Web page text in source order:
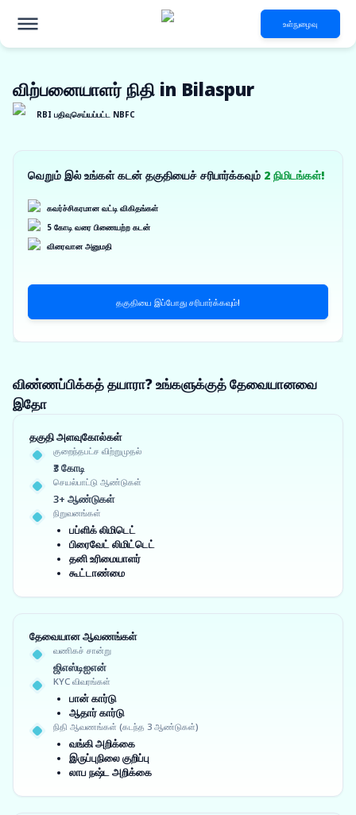
உள்நுழைவு
விற்பனையாளர் நிதி in Bilaspur
RBI பதிவுசெய்யப்பட்ட NBFC
வெறும் இல் உங்கள் கடன் தகுதியைச் சரிபார்க்கவும் 2 நிமிடங்கள்!
கவர்ச்சிகரமான வட்டி விகிதங்கள்
5 கோடி வரை பிணையற்ற கடன்
விரைவான அனுமதி
தகுதியை இப்போது சரிபார்க்கவும்!
விண்ணப்பிக்கத் தயாரா? உங்களுக்குத் தேவையானவை
இதோ
தகுதி அளவுகோல்கள்
குறைந்தபட்ச விற்றுமுதல்
₹3 கோடி
செயல்பாட்டு ஆண்டுகள்
3+ ஆண்டுகள்
நிறுவனங்கள்
பப்ளிக் லிமிடெட்
பிரைவேட் லிமிட்டெட்
தனி உரிமையாளர்
கூட்டாண்மை
தேவையான ஆவணங்கள்
வணிகச் சான்று
ஜிஎஸ்டிஐஎன்
KYC விவரங்கள்
பான் கார்டு
ஆதார் கார்டு
நிதி ஆவணங்கள் (கடந்த 3 ஆண்டுகள்)
வங்கி அறிக்கை
இருப்புநிலை குறிப்பு
லாப நஷ்ட அறிக்கை